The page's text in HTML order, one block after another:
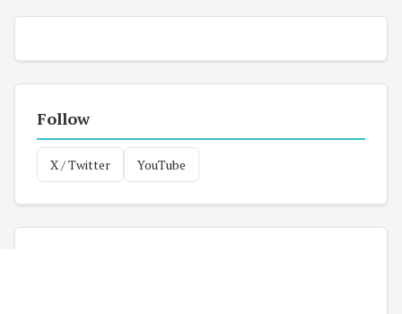
Follow
X / Twitter YouTube